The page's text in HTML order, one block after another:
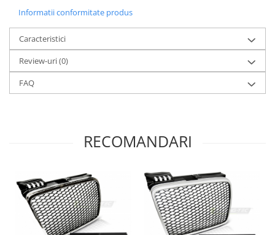
Informatii conformitate produs
Caracteristici
Review-uri(0)
FAQ
RECOMANDARI